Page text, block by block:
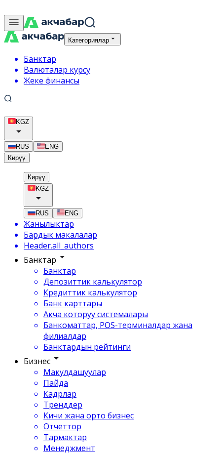
Категориялар
Банктар
Валюталар курсу
Жеке финансы
KGZ
RUS
ENG
Кирүү
Кирүү
KGZ
RUS ENG
Жанылыктар
Бардык макалалар
Header.all_authors
Банктар
Банктар
Депозиттик калькулятор
Кредиттик калькулятор
Банк карттары
Акча которуу системалары
Банкоматтар, POS-терминалдар жана
филиалдар
Банктардын рейтинги
Бизнес
Макулдашуулар
Пайда
Кадрлар
Тренддер
Кичи жана орто бизнес
Отчеттор
Тармактар
Менеджмент